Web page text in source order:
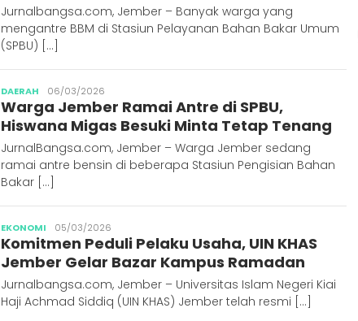
Jurnalbangsa.com, Jember – Banyak warga yang
mengantre BBM di Stasiun Pelayanan Bahan Bakar Umum
(SPBU) […]
DAERAH Publisher
06/03/2026
Warga Jember Ramai Antre di SPBU,
Hiswana Migas Besuki Minta Tetap Tenang
JurnalBangsa.com, Jember – Warga Jember sedang
ramai antre bensin di beberapa Stasiun Pengisian Bahan
Bakar […]
EKONOMI Publisher
05/03/2026
Komitmen Peduli Pelaku Usaha, UIN KHAS
Jember Gelar Bazar Kampus Ramadan
Jurnalbangsa.com, Jember – Universitas Islam Negeri Kiai
Haji Achmad Siddiq (UIN KHAS) Jember telah resmi […]